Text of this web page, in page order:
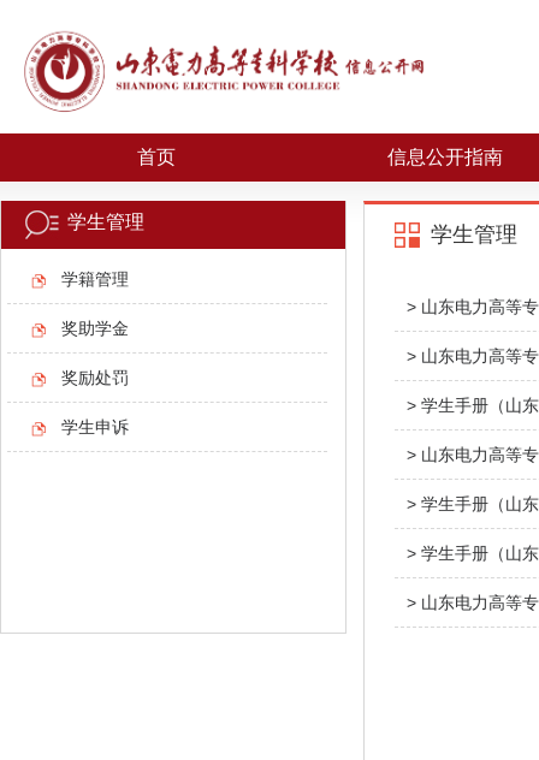
首页 信息公开指南
学生管理
学籍管理
奖助学金
奖励处罚
学生申诉
学生管理
> 山东电力高等
> 山东电力高等
> 学生手册（山
> 山东电力高等
> 学生手册（山
> 学生手册（山